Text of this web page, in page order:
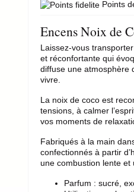
Points
Encens Noix de
Laissez-vous
et réconfortante qui
diffuse une atmosphère
vivre.
La noix de coco est
tensions, à calmer
vos moments de
Fabriqués à la main
confectionnés à partir
une combustion lente et
Parfum : sucré,